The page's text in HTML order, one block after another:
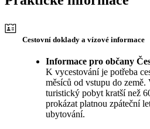
Cestovní doklady a vízové informace
Informace pro občany
K vycestování je potřeba
měsíců od vstupu do
turistický pobyt kratší než
prokázat platnou zpáteční
ubytování.